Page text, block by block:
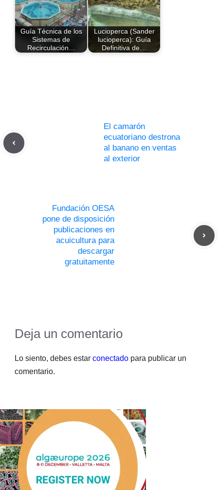
Guía Técnica de los
Sistemas de
Recirculación…
Lucioperca (Sander
lucioperca): Guía
Definitiva de…
El camarón
ecuatoriano destrona
al banano en ventas
al exterior
Fundación OESA
pone de disposición
publicaciones en
acuicultura para
descargar
gratuitamente
Deja un comentario
Lo siento, debes estar conectado para publicar un
comentario.